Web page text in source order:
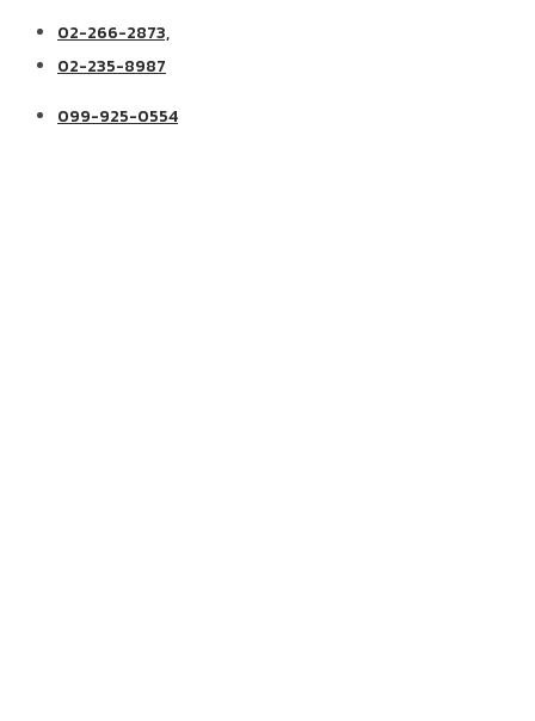
02-266-2873,
02-235-8987
099-925-0554